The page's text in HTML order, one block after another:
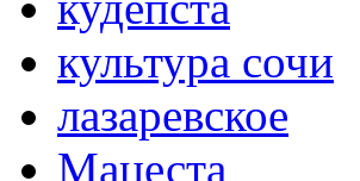
культура сочи
лазаревское
Мацеста